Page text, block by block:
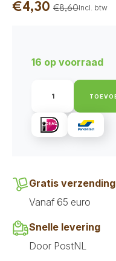
€8,60
Oorspronkelijke
€8,60.
€4,30
Huidige
€4,30.
Incl. btw
16 op voorraad
Skinz
Kauwbot
cm
Gratis verzending
Vanaf 65 euro
Snelle levering
Door PostNL